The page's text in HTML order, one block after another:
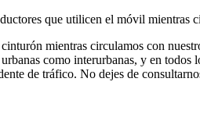
que utilicen el móvil mientras
mientras circulamos con
como interurbanas, y en todos
de tráfico. No dejes de